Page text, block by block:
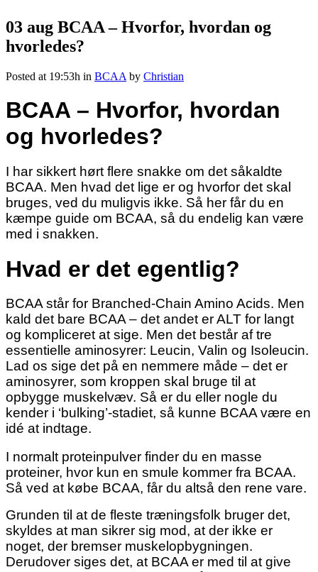
03 aug BCAA – Hvorfor, hvordan og
hvorledes?
Posted at 19:53h in BCAA by Christian
BCAA – Hvorfor, hvordan
og hvorledes?
I har sikkert hørt flere snakke om det såkaldte
BCAA. Men hvad det lige er og hvorfor det skal
bruges, ved du muligvis ikke. Så her får du en
kæmpe guide om BCAA, så du endelig kan være
med i snakken.
Hvad er det egentlig?
BCAA står for Branched-Chain Amino Acids. Men
kald det bare BCAA – det andet er ALT for langt
og kompliceret at sige. Men det består af tre
essentielle aminosyrer: Leucin, Valin og Isoleucin.
Lad os sige det på en nemmere måde – det er
aminosyrer, som kroppen skal bruge til at
opbygge muskelvæv. Så er du eller nogle du
kender i ‘bulking’-stadiet, så kunne BCAA være en
idé at indtage.
I normalt proteinpulver finder du en masse
proteiner, hvor kun en smule kommer fra BCAA.
Så ved at købe BCAA, får du altså den rene vare.
Grunden til at de fleste træningsfolk bruger det,
skyldes at man sikrer sig mod, at der ikke er
noget, der bremser muskelopbygningen.
Derudover siges det, at BCAA er med til at give